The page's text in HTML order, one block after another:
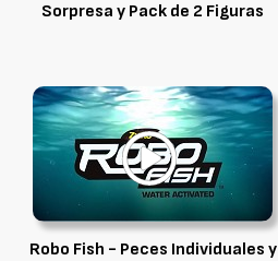
Sorpresa y Pack de 2 Figuras
Robo Fish - Peces Individuales y